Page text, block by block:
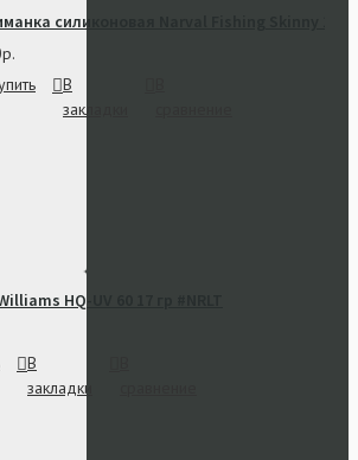
силиконовая Narval Fishing Skinny 14
В
закладки
HQ-UV 60 17 гр #NRLT
В
закладки